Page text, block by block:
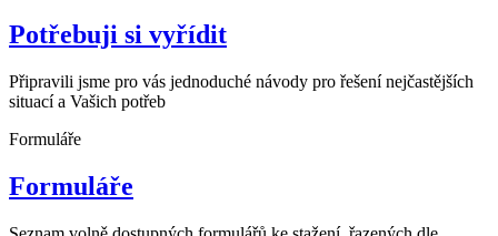
Potřebuji si vyřídit
Připravili jsme pro vás jednoduché návody pro řešení nejčastějších
situací a Vašich potřeb
Formuláře
Formuláře